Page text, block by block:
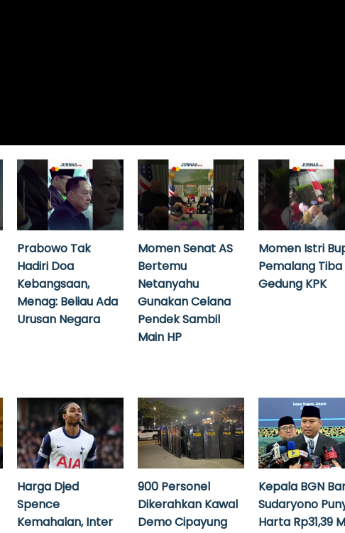
Prabowo Tak
Hadiri Doa
Kebangsaan,
Menag: Beliau Ada
Urusan Negara
Momen Senat AS
Bertemu
Netanyahu
Gunakan Celana
Pendek Sambil
Main HP
Momen Istri
Pemalang Tiba
Gedung KPK
Harga Djed
Spence
Kemahalan, Inter
900 Personel
Dikerahkan Kawal
Demo Cipayung
Kepala BGN
Sudaryono
Harta Rp31,39